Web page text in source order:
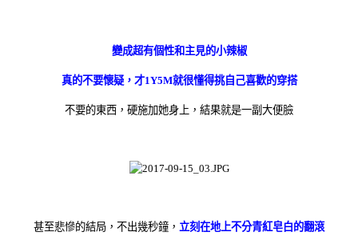
變成超有個性和主見的小辣椒
真的不要懷疑，才1Y5M就很懂得挑自己喜歡的穿搭
不要的東西，硬施加她身上，結果就是一副大便臉
甚至悲慘的結局，不出幾秒鐘， 立刻在地上不分青紅皂白的翻滾